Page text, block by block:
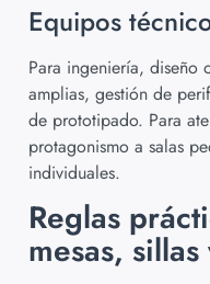
Equipos
Para ingeniería, diseño
amplias, gestión de
de prototipado. Para
protagonismo a salas
individuales.
Reglas
mesas,